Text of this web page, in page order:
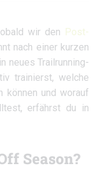
wir den Post-
nach einer kurzen
neues Trailrunning-
trainierst, welche
und worauf
erfährst du in
Season?